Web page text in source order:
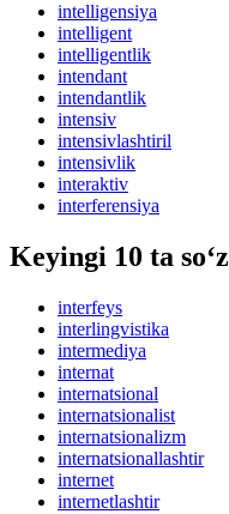
intelligensiya
intelligent
intelligentlik
intendant
intendantlik
intensiv
intensivlashtiril
intensivlik
interaktiv
interferensiya
Keyingi 10 ta so‘z
interfeys
interlingvistika
intermediya
internat
internatsional
internatsionalist
internatsionalizm
internatsionallashtir
internet
internetlashtir